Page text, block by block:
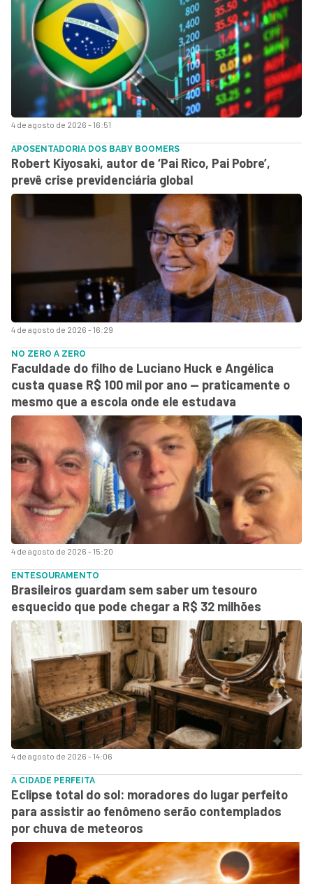
4 de agosto de 2026 - 16:51
4 de agosto de 2026 - 16:29
APOSENTADORIA DOS BABY BOOMERS
Robert Kiyosaki, autor de ‘Pai Rico, Pai Pobre’,
prevê crise previdenciária global
4 de agosto de 2026 - 15:20
NO ZERO A ZERO
Faculdade do filho de Luciano Huck e Angélica
custa quase R$ 100 mil por ano — praticamente o
mesmo que a escola onde ele estudava
4 de agosto de 2026 - 14:06
ENTESOURAMENTO
Brasileiros guardam sem saber um tesouro
esquecido que pode chegar a R$ 32 milhões
A CIDADE PERFEITA
Eclipse total do sol: moradores do lugar perfeito
para assistir ao fenômeno serão contemplados
por chuva de meteoros